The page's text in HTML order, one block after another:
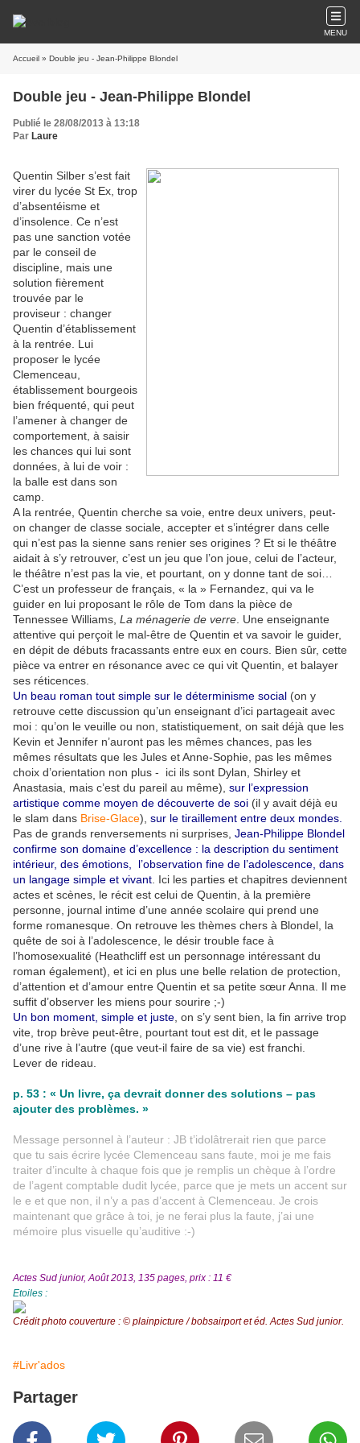
MENU
Accueil » Double jeu - Jean-Philippe Blondel
Double jeu - Jean-Philippe Blondel
Publié le 28/08/2013 à 13:18
Par Laure
Quentin Silber s’est fait
virer du lycée St Ex, trop
d’absentéisme et
d’insolence. Ce n’est
pas une sanction votée
par le conseil de
discipline, mais une
solution fièrement
trouvée par le
proviseur : changer
Quentin d’établissement
à la rentrée. Lui
proposer le lycée
Clemenceau,
établissement bourgeois
bien fréquenté, qui peut
l’amener à changer de
comportement, à saisir
les chances qui lui sont
données, à lui de voir :
la balle est dans son
camp.
A la rentrée, Quentin cherche sa voie, entre deux univers, peut-
on changer de classe sociale, accepter et s’intégrer dans celle
qui n’est pas la sienne sans renier ses origines ? Et si le théâtre
aidait à s’y retrouver, c’est un jeu que l’on joue, celui de l’acteur,
le théâtre n’est pas la vie, et pourtant, on y donne tant de soi…
C’est un professeur de français, « la » Fernandez, qui va le
guider en lui proposant le rôle de Tom dans la pièce de
Tennessee Williams, La ménagerie de verre . Une enseignante
attentive qui perçoit le mal-être de Quentin et va savoir le guider,
en dépit de débuts fracassants entre eux en cours. Bien sûr, cette
pièce va entrer en résonance avec ce qui vit Quentin, et balayer
ses réticences.
Un beau roman tout simple sur le déterminisme social (on y
retrouve cette discussion qu’un enseignant d’ici partageait avec
moi : qu’on le veuille ou non, statistiquement, on sait déjà que les
Kevin et Jennifer n’auront pas les mêmes chances, pas les
mêmes résultats que les Jules et Anne-Sophie, pas les mêmes
choix d’orientation non plus - ici ils sont Dylan, Shirley et
Anastasia, mais c’est du pareil au même), sur l’expression
artistique comme moyen de découverte de soi (il y avait déjà eu
le slam dans Brise-Glace), sur le tiraillement entre deux mondes.
Pas de grands renversements ni surprises, Jean-Philippe Blondel
confirme son domaine d’excellence : la description du sentiment
intérieur, des émotions, l’observation fine de l’adolescence, dans
un langage simple et vivant . Ici les parties et chapitres deviennent
actes et scènes, le récit est celui de Quentin, à la première
personne, journal intime d’une année scolaire qui prend une
forme romanesque. On retrouve les thèmes chers à Blondel, la
quête de soi à l’adolescence, le désir trouble face à
l’homosexualité (Heathcliff est un personnage intéressant du
roman également), et ici en plus une belle relation de protection,
d’attention et d’amour entre Quentin et sa petite sœur Anna. Il me
suffit d’observer les miens pour sourire ;-)
Un bon moment, simple et juste , on s’y sent bien, la fin arrive trop
vite, trop brève peut-être, pourtant tout est dit, et le passage
d’une rive à l’autre (que veut-il faire de sa vie) est franchi.
Lever de rideau.
p. 53 : « Un livre, ça devrait donner des solutions – pas
ajouter des problèmes. »
Message personnel à l’auteur : JB t’idolâtrerait rien que parce
que tu sais écrire lycée Clemenceau sans faute, moi je me fais
traiter d’inculte à chaque fois que je remplis un chèque à l’ordre
de l’agent comptable dudit lycée, parce que je mets un accent sur
le e et que non, il n’y a pas d’accent à Clemenceau. Je crois
maintenant que grâce à toi, je ne ferai plus la faute, j’ai une
mémoire plus visuelle qu’auditive :-)
Actes Sud junior, Août 2013, 135 pages, prix : 11 €
Etoiles :
Crédit photo couverture : © plainpicture / bobsairport et éd. Actes Sud junior.
#Livr'ados
Partager